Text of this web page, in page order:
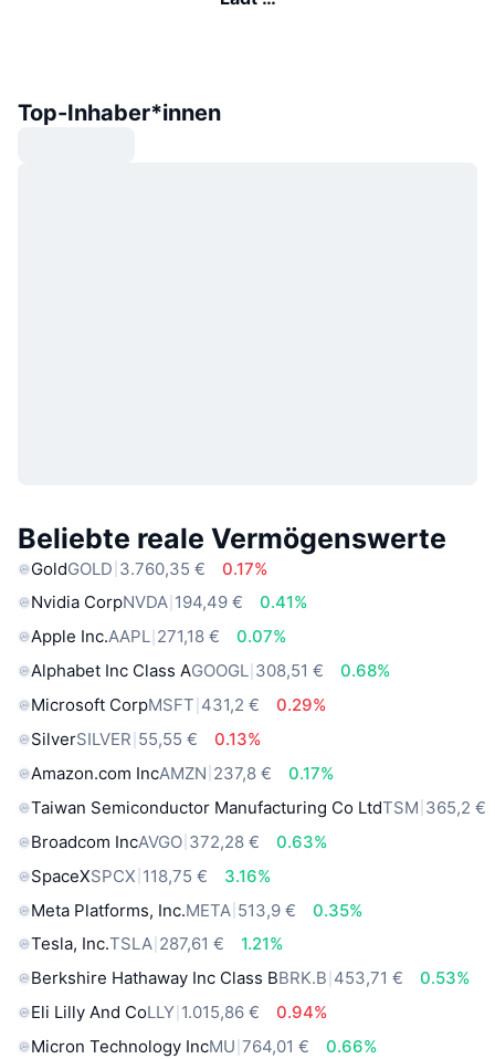
Top-Inhaber*innen
Beliebte reale Vermögenswerte
GoldGOLD 3.760,35 €
0.17%
Nvidia CorpNVDA 194,49 €
0.41%
Apple Inc.AAPL 271,18 €
0.07%
Alphabet Inc Class AGOOGL 308,51 €
0.68%
Microsoft CorpMSFT 431,2 €
0.29%
SilverSILVER 55,55 €
0.13%
Amazon.com IncAMZN 237,8 €
0.17%
Taiwan Semiconductor Manufacturing Co LtdTSM 365,2 €
Broadcom IncAVGO 372,28 €
0.63%
SpaceXSPCX 118,75 €
3.16%
Meta Platforms, Inc.META 513,9 €
0.35%
Tesla, Inc.TSLA 287,61 €
1.21%
Berkshire Hathaway Inc Class BBRK.B 453,71 €
0.53%
Eli Lilly And CoLLY 1.015,86 €
0.94%
Micron Technology IncMU 764,01 €
0.66%